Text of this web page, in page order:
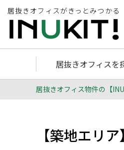
居抜きオフィスがきっとみつかる
居抜きオフィスを
居抜きオフィス物件の【
【築地エリ